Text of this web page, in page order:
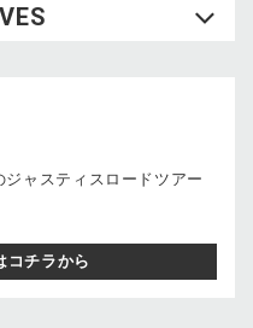
ャスティスロードツアー
コチラから